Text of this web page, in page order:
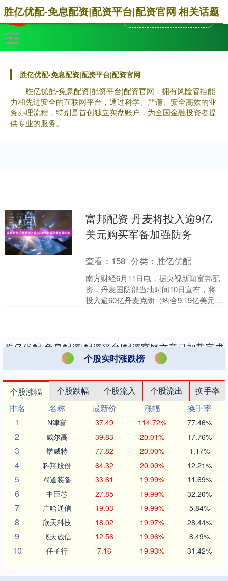
胜亿优配-免息配资|配资平台|配资官网
胜亿优配-免息配资|配资平台|配资官网，拥有风险管控能
力和先进安全的互联网平台，通过科学、严谨、安全高效的业
务办理流程，特别是首创独立实盘账户，为全国金融投资者提
供专业的服务。
胜亿优配-免息配资|配资平台|配资官网 相关话题
富邦配资 丹麦将投入逾9亿
美元购买军备加强防务
查看： 158 分类： 胜亿优配
南方财经6月11日电，据央视新闻富邦配
资，丹麦国防部当地时间10日宣布，将
投入逾60亿丹麦克朗（约合9.19亿美元）
胜亿优配-免息配资|配资平台|配资官网文章已加载完成
个股实时涨跌榜
个股涨幅 个股跌幅 个股流入 个股流出
换手率
排名
名称 最新价 涨幅
换手率
1
N津富 37.49 114.72% 77.46%
2 威尔高 39.83 20.01% 17.76%
3 锴威特 77.82 20.00% 1.17%
4 科翔股份 64.32 20.00% 12.21%
5 蜀道装备 33.61 19.99% 11.69%
6 中巨芯 27.85 19.99% 32.20%
7 广哈通信 19.03 19.99% 5.84%
8 欣天科技 18.02 19.97% 28.44%
9 飞天诚信 12.56 19.96% 8.49%
10 任子行 7.16 19.93% 31.42%